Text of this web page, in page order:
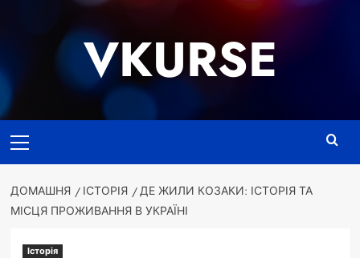
VKURSE
меню
ДОМАШНЯ ІСТОРІЯ
ДЕ ЖИЛИ КОЗАКИ: ІСТОРІЯ ТА
МІСЦЯ ПРОЖИВАННЯ В УКРАЇНІ
Історія